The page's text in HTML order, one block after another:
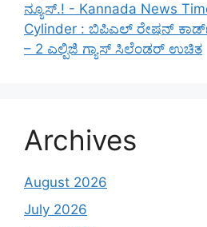
ನ್ಯೂಸ್.! - Kannada News
Cylinder : ಬಿಪಿಎಲ್ ರೇಷನ್
– 2 ಎಲ್ಪಿಜಿ ಗ್ಯಾಸ್ ಸಿಲೆಂಡರ್ ಉಚಿತ
Archives
August 2026
July 2026